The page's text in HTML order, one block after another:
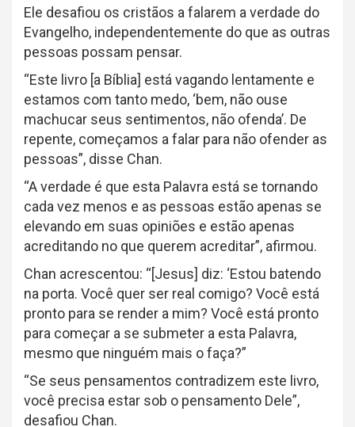
Ele desafiou os cristãos a falarem a verdade do
Evangelho, independentemente do que as outras
pessoas possam pensar.
“Este livro [a Bíblia] está vagando lentamente e
estamos com tanto medo, ‘bem, não ouse
machucar seus sentimentos, não ofenda’. De
repente, começamos a falar para não ofender as
pessoas”, disse Chan.
“A verdade é que esta Palavra está se tornando
cada vez menos e as pessoas estão apenas se
elevando em suas opiniões e estão apenas
acreditando no que querem acreditar”, afirmou.
Chan acrescentou: “[Jesus] diz: ‘Estou batendo
na porta. Você quer ser real comigo? Você está
pronto para se render a mim? Você está pronto
para começar a se submeter a esta Palavra,
mesmo que ninguém mais o faça?”
“Se seus pensamentos contradizem este livro,
você precisa estar sob o pensamento Dele”,
desafiou Chan.